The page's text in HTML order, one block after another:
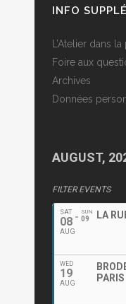
INFO
L’Atelier dans
Foire aux
Archives
Données
AUGUST,
FILTER EVENTS
SAT
08
AUG
SUN
09 LA
WED
19
AUG
PARIS